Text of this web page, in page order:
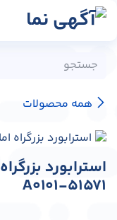
پرش به محتوا
همه محصولات
A0101-51571